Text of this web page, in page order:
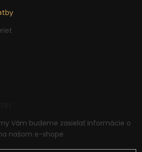
Vám budeme zasielať informácie o
našom e-shope.